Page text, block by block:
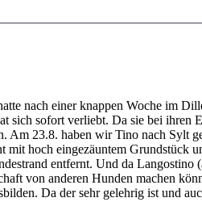
nach einer knappen Woche im
sich sofort verliebt. Da sie bei
23.8. haben wir Tino nach Sylt
hoch eingezäuntem Grundstück
entfernt. Und da Langostino
von anderen Hunden machen
Da der sehr gelehrig ist und